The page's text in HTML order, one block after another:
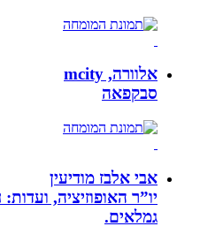
אלוורה, mcity
סבקפאה
אבי אלבז מודיעין
יו”ר האופוזיציה, ועדות:
גמלאים.